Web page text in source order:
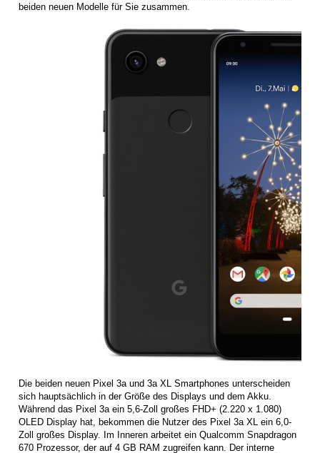
beiden neuen Modelle für Sie zusammen.
Die beiden neuen Pixel 3a und 3a XL Smartphones unterscheiden
sich hauptsächlich in der Größe des Displays und dem Akku.
Während das Pixel 3a ein 5,6-Zoll großes FHD+ (2.220 x 1.080)
OLED Display hat, bekommen die Nutzer des Pixel 3a XL ein 6,0-
Zoll großes Display. Im Inneren arbeitet ein Qualcomm Snapdragon
670 Prozessor, der auf 4 GB RAM zugreifen kann. Der interne